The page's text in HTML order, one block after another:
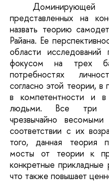
Доминирующей
представленных на
назвать теорию
Райана. Ее
области исследований
фокусом на трех
потребностях
согласно этой теории,
в компетентности и
людьми. Все три
чрезвычайно
соответствии с их
того, данная теория
мосты от теории к
конкретные прикладные
что также повышает